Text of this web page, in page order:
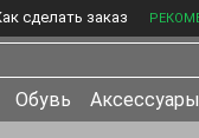
сделать заказ
Обувь Аксессуары